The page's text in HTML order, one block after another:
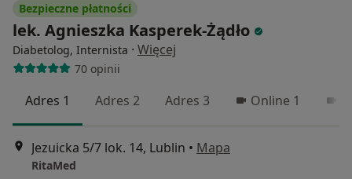
Bezpieczne płatności
lek. Agnieszka Kasperek-Żądło
Diabetolog, Internista · Więcej
70 opinii
Adres 1 Adres 2 Adres 3 Online 1
Jezuicka 5/7 lok. 14, Lublin • Mapa
RitaMed